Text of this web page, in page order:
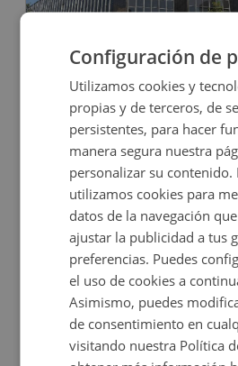
Oficina en venta en PAU
Impuestos no incluidos
420.000€
149m2
CONDICIONES ESPECIALES
Configuración de
Utilizamos cookies y
propias y de terceros, de
persistentes, para hacer
manera segura nuestra
personalizar su contenido.
utilizamos cookies para
datos de la navegación
ajustar la publicidad a tus
preferencias. Puedes
el uso de cookies a
Asimismo, puedes
de consentimiento en
visitando nuestra Política